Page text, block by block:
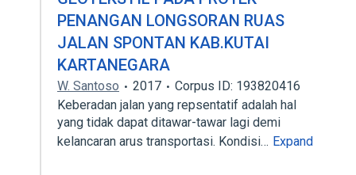
PENANGAN LONGSORAN RUAS
JALAN SPONTAN KAB.KUTAI
KARTANEGARA
W. Santoso 2017
Corpus ID: 193820416
Keberadan jalan yang repsentatif adalah hal
yang tidak dapat ditawar-tawar lagi demi
kelancaran arus transportasi. Kondisi… Expand